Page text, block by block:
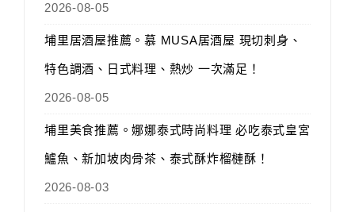
2026-08-05
埔里居酒屋推薦。慕 MUSA居酒屋 現切刺身、
特色調酒、日式料理、熱炒 一次滿足！
2026-08-05
埔里美食推薦。娜娜泰式時尚料理 必吃泰式皇宮
鱸魚、新加坡肉骨茶、泰式酥炸榴槤酥！
2026-08-03